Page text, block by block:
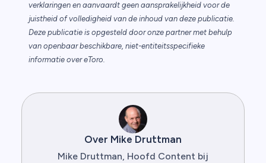
verklaringen en aanvaardt geen aansprakelijkheid voor de
juistheid of volledigheid van de inhoud van deze publicatie.
Deze publicatie is opgesteld door onze partner met behulp
van openbaar beschikbare, niet-entiteitsspecifieke
informatie over eToro.
Over Mike Druttman
Mike Druttman, Hoofd Content bij